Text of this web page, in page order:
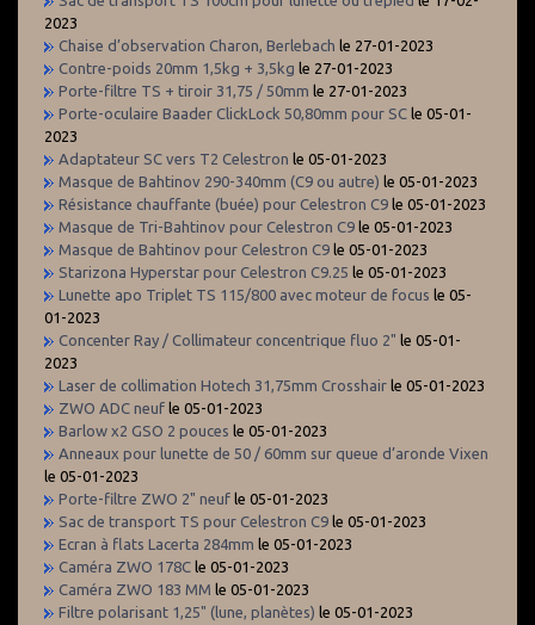
2023
Chaise d’observation Charon, Berlebach le 27-01-2023
Contre-poids 20mm 1,5kg + 3,5kg le 27-01-2023
Porte-filtre TS + tiroir 31,75 / 50mm le 27-01-2023
Porte-oculaire Baader ClickLock 50,80mm pour SC le 05-01-
2023
Adaptateur SC vers T2 Celestron le 05-01-2023
Masque de Bahtinov 290-340mm (C9 ou autre) le 05-01-2023
Résistance chauffante (buée) pour Celestron C9 le 05-01-2023
Masque de Tri-Bahtinov pour Celestron C9 le 05-01-2023
Masque de Bahtinov pour Celestron C9 le 05-01-2023
Starizona Hyperstar pour Celestron C9.25 le 05-01-2023
Lunette apo Triplet TS 115/800 avec moteur de focus le 05-
01-2023
Concenter Ray / Collimateur concentrique fluo 2" le 05-01-
2023
Laser de collimation Hotech 31,75mm Crosshair le 05-01-2023
ZWO ADC neuf le 05-01-2023
Barlow x2 GSO 2 pouces le 05-01-2023
Anneaux pour lunette de 50 / 60mm sur queue d’aronde Vixen
le 05-01-2023
Porte-filtre ZWO 2" neuf le 05-01-2023
Sac de transport TS pour Celestron C9 le 05-01-2023
Ecran à flats Lacerta 284mm le 05-01-2023
Caméra ZWO 178C le 05-01-2023
Caméra ZWO 183 MM le 05-01-2023
Filtre polarisant 1,25" (lune, planètes) le 05-01-2023